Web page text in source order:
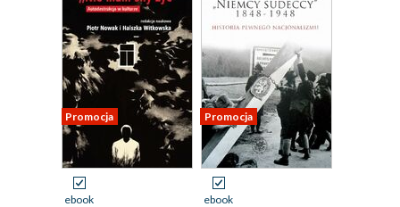
Promocja
ebook
Promocja
ebook